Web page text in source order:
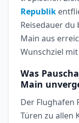
Republik
Reisedauer
Main aus
Wunschziel
Was
Main
Der Flughafen
Türen zu allen